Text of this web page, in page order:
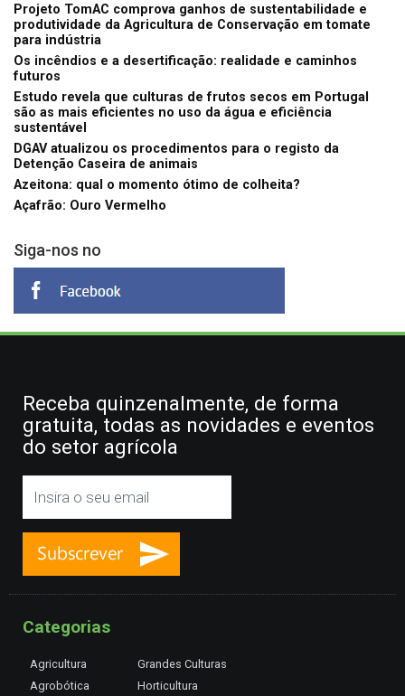
Projeto TomAC comprova ganhos de sustentabilidade e
produtividade da Agricultura de Conservação em tomate
para indústria
Os incêndios e a desertificação: realidade e caminhos
futuros
Estudo revela que culturas de frutos secos em Portugal
são as mais eficientes no uso da água e eficiência
sustentável
DGAV atualizou os procedimentos para o registo da
Detenção Caseira de animais
Azeitona: qual o momento ótimo de colheita?
Açafrão: Ouro Vermelho
Siga-nos no
Receba quinzenalmente, de forma
gratuita, todas as novidades e eventos
do setor agrícola
Categorias
Agricultura
Agrobótica
Grandes Culturas
Horticultura